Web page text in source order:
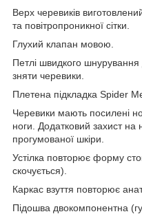
Верх черевиків
та повітропроникної сітки.
Глухий клапан мовою.
Петлі швидкого
зняти черевики.
Плетена підкладка Spider
Черевики мають посилені
ноги. Додатковий захист на
прогумованої шкіри.
Устілка повторює форму
скочується).
Каркас взуття повторює
Підошва двокомпонентна